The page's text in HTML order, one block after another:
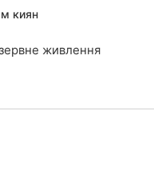
киян
живлення